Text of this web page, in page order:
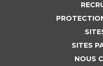
Les recherches
Lieu de santé
SITES
NOUS